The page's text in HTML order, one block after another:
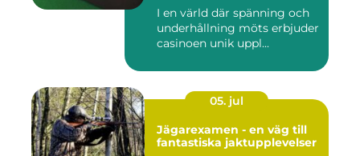
I en värld där spänning och
underhållning möts erbjuder
casinoen unik uppl...
05. jul
Jägarexamen - en väg till
fantastiska jaktupplevelser